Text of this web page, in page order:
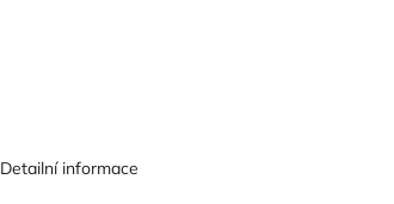
Detailní informace